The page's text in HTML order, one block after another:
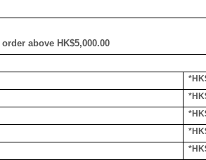
above HK$5,000.00